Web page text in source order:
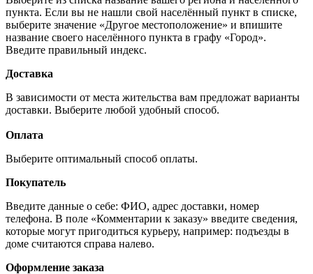
пункта. Если вы не нашли свой населённый пункт в списке,
выберите значение «Другое местоположение» и впишите
название своего населённого пункта в графу «Город».
Введите правильный индекс.
Доставка
В зависимости от места жительства вам предложат варианты
доставки. Выберите любой удобный способ.
Оплата
Выберите оптимальный способ оплаты.
Покупатель
Введите данные о себе: ФИО, адрес доставки, номер
телефона. В поле «Комментарии к заказу» введите сведения,
которые могут пригодиться курьеру, например: подъезды в
доме считаются справа налево.
Оформление заказа